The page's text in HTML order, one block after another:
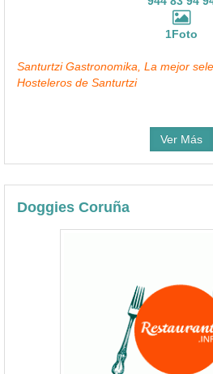
1Foto
Santurtzi Gastronomika, La mejor
Hosteleros de Santurtzi
Ver Más
Doggies Coruña